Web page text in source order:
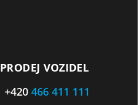
PRODEJ VOZIDEL
+420 466 411 111